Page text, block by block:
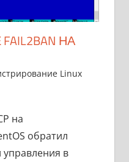
НА
Linux
на
обратил
в